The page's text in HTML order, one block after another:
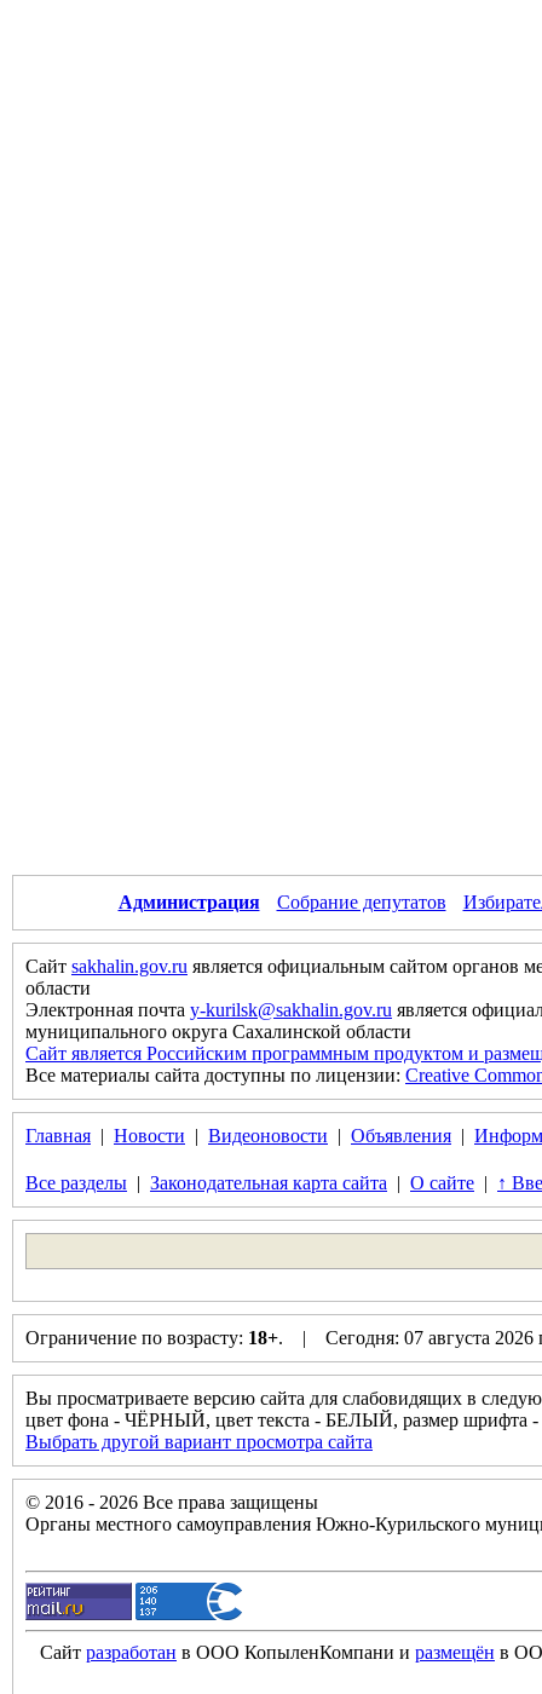
Администрация Собрание депутатов
Сайт sakhalin.gov.ru является официальным сайтом органов
области
Электронная почта y-kurilsk@sakhalin.gov.ru является
муниципального округа Сахалинской области
Сайт является Российским программным продуктом и
Все материалы сайта доступны по лицензии: Creative
Главная | Новости | Видеоновости | Объявления |
Все разделы | Законодательная карта сайта | О сайте | ↑
Ограничение по возрасту: 18+. | Сегодня: 07 августа
Вы просматриваете версию сайта для слабовидящих в
цвет фона - ЧЁРНЫЙ, цвет текста - БЕЛЫЙ, размер
Выбрать другой вариант просмотра сайта
© 2016 - 2026 Все права защищены
Органы местного самоуправления Южно-Курильского
Сайт разработан в ООО КопыленКомпани и размещён в